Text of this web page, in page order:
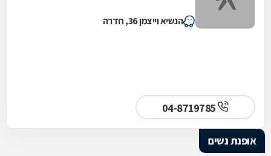
הנשיא וייצמן 36, חדרה
04-8719785
אופנת נשים